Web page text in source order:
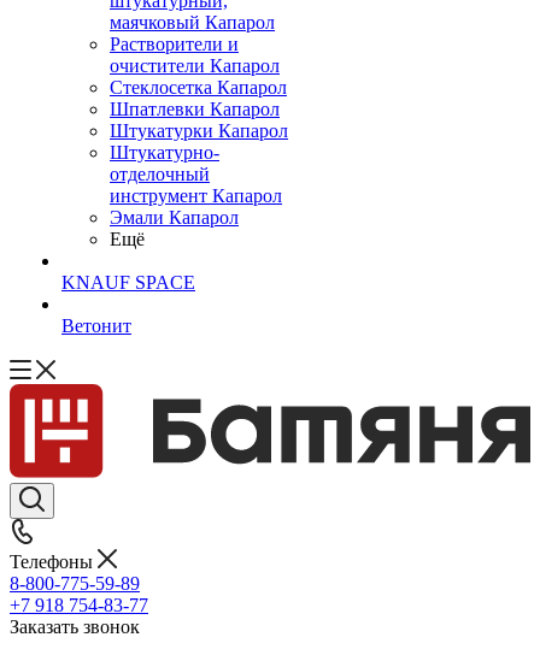
маячковый Капарол
Растворители и
очистители Капарол
Cтеклосетка Капарол
Шпатлевки Капарол
Штукатурки Капарол
Штукатурно-
отделочный
инструмент Капарол
Эмали Капарол
Ещё
KNAUF SPACE
Ветонит
Телефоны
8-800-775-59-89
+7 918 754-83-77
Заказать звонок